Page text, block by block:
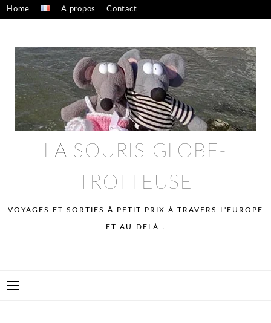
Skip
to
Home A propos Contact
LA SOURIS GLOBE-
TROTTEUSE
VOYAGES ET SORTIES À PETIT PRIX À TRAVERS L'EUROPE
ET AU-DELÀ…